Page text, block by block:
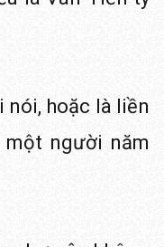
nói, hoặc là liền
người năm